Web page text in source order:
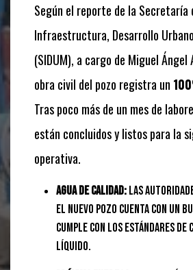
Según el reporte de la Secretaría
Infraestructura, Desarrollo
(SIDUM), a cargo de Miguel
obra civil del pozo registra un
Tras poco más de un mes de
están concluidos y listos para la
operativa.
Agua de calidad:Las
el nuevo pozo cuenta con un
cumple con los estándares
líquido.